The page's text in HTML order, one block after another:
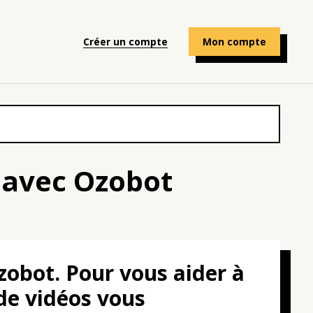
Créer un compte Mon compte
Ozobot
Pour vous aider à
vidéos vous